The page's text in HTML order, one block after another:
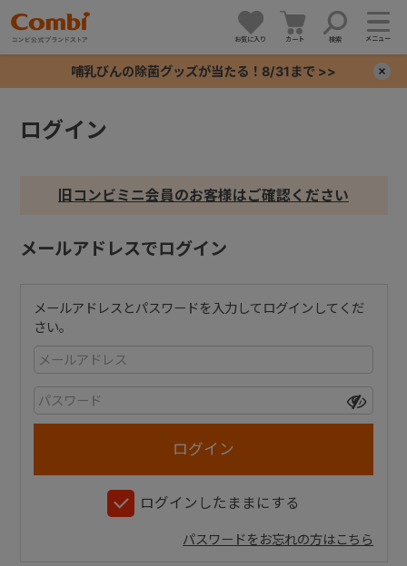
お気に入り カート 検索 メニュー
哺乳びんの除菌グッズが当たる！8/31まで >>
ログイン
旧コンビミニ会員のお客様はご確認ください
メールアドレスでログイン
メールアドレスとパスワードを入力してログインしてくだ
さい。
ログインしたままにする
パスワードをお忘れの方はこちら